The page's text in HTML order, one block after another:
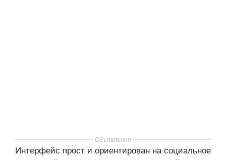
Объявления
Интерфейс прост и ориентирован на социальное